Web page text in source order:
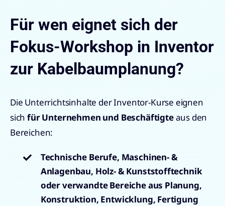
Für wen eignet sich der
Fokus-Workshop in Inventor
zur Kabelbaumplanung?
Die Unterrichtsinhalte der Inventor-Kurse eignen
sichfür Unternehmen und Beschäftigteaus den
Bereichen:
Technische Berufe, Maschinen- &
Anlagenbau, Holz- & Kunststofftechnik
oder verwandte Bereiche aus Planung,
Konstruktion, Entwicklung, Fertigung